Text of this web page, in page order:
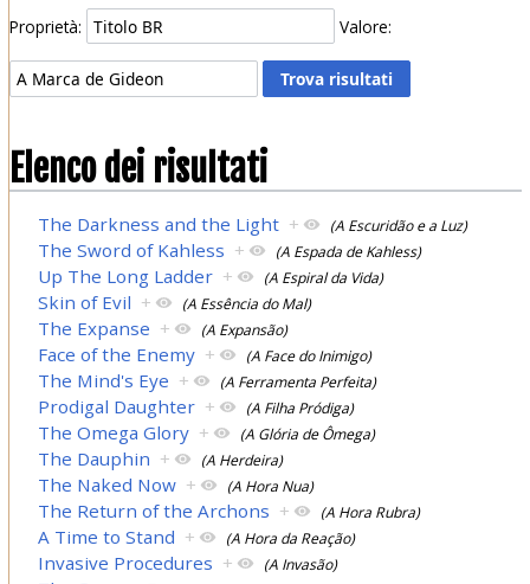
Proprietà: Valore:
Elenco dei risultati
The Darkness and the Light + (A Escuridão e a Luz)
The Sword of Kahless + (A Espada de Kahless)
Up The Long Ladder + (A Espiral da Vida)
Skin of Evil + (A Essência do Mal)
The Expanse + (A Expansão)
Face of the Enemy + (A Face do Inimigo)
The Mind's Eye + (A Ferramenta Perfeita)
Prodigal Daughter + (A Filha Pródiga)
The Omega Glory + (A Glória de Ômega)
The Dauphin + (A Herdeira)
The Naked Now + (A Hora Nua)
The Return of the Archons + (A Hora Rubra)
A Time to Stand + (A Hora da Reação)
Invasive Procedures + (A Invasão)